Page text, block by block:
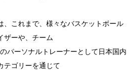
、これまで、様々なバスケットボール
ザーや、チーム
パーソナルトレーナーとして日本国内
テゴリーを通じて